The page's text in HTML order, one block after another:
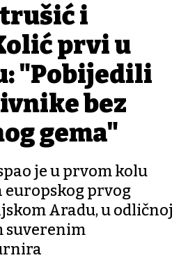
i
prvi u
"Pobijedili
bez
gema"
je u prvom kolu
prvog
Aradu, u odličnoj
suverenim